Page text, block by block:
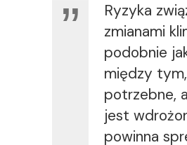
Ryzyka
zmianami
podobnie
między
potrzebne,
jest
powinna